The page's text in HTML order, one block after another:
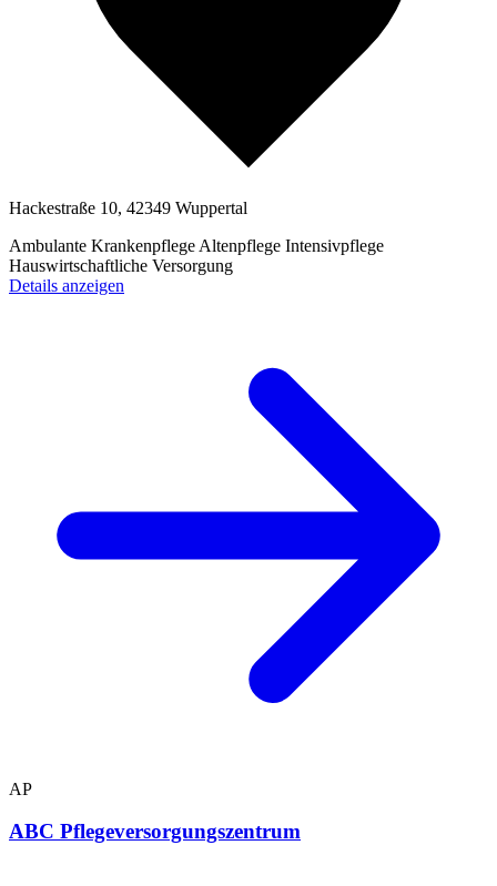
Hackestraße 10, 42349 Wuppertal
Ambulante Krankenpflege Altenpflege Intensivpflege
Hauswirtschaftliche Versorgung
Details anzeigen
AP
ABC Pflegeversorgungszentrum